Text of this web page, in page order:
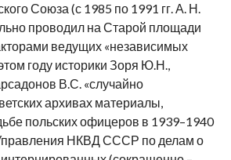
Союза (с 1985 по 1991 гг. А. Н.
проводил на Старой площади
ведущих «независимых
году историки Зоря Ю.Н.,
В.С. «случайно
архивах материалы,
польских офицеров в 1939–1940
НКВД СССР по делам о